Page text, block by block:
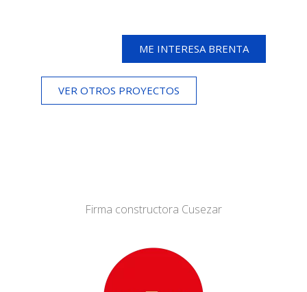
ME INTERESA BRENTA
VER OTROS PROYECTOS
Firma constructora Cusezar